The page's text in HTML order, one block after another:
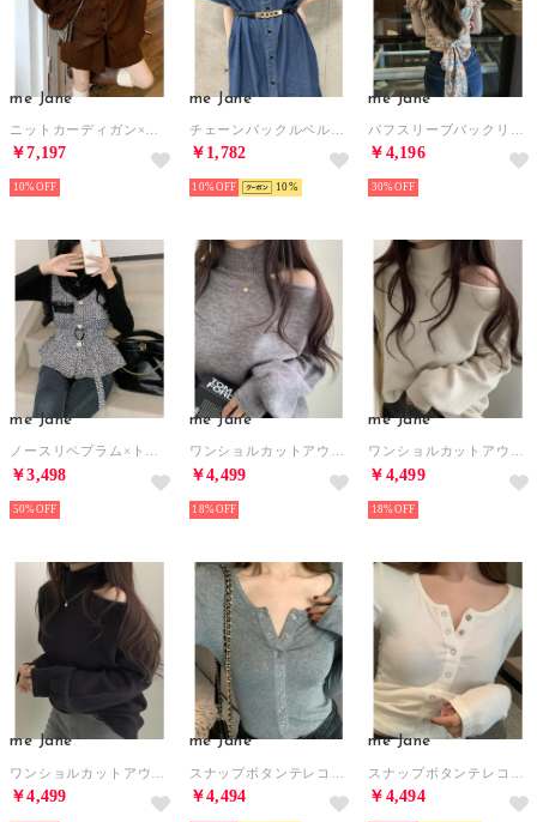
me Jane
￥7,197
10%
me Jane
￥1,782
10% 10
me Jane
￥4,196
30%
me Jane
ノースリペプラム×トップス2点セット （ホワイト）
￥3,498
50%
me Jane
ワンショルカットアウトハイネックニットトップス （グレー）
￥4,499
18%
me Jane
ワンショルカットアウトハイネックニットトップス （オフホワイト）
￥4,499
18%
me Jane
￥4,499
me Jane
￥4,494
me Jane
￥4,494